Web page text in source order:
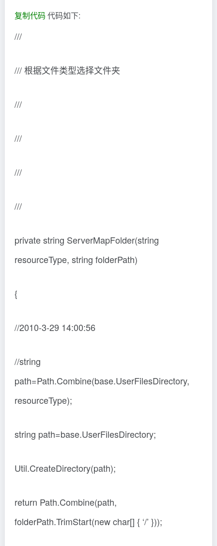
复制代码 代码如下:
///
/// 根据文件类型选择文件夹
///
///
///
///
private string ServerMapFolder(string
resourceType, string folderPath)
{
//2010-3-29 14:00:56
//string
path=Path.Combine(base.UserFilesDirectory,
resourceType);
string path=base.UserFilesDirectory;
Util.CreateDirectory(path);
return Path.Combine(path,
folderPath.TrimStart(new char[] { ‘/’ }));